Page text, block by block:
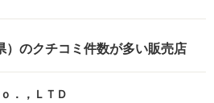
）のクチコミ件数が多い販売店
．，ＬＴＤ